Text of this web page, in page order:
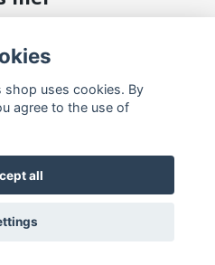
Conditions
Media
vårt nyhetsbrev
shop uses cookies. By
agree to the use of
all